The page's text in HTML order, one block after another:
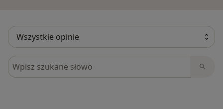
Szukaj w opiniach